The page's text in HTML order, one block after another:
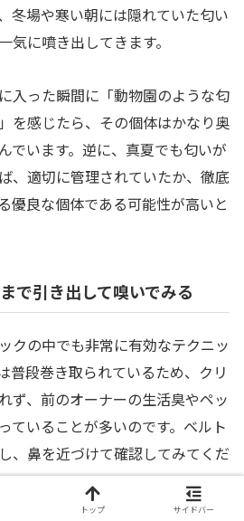
冬場や寒い朝には隠れていた匂い
に噴き出してきます。
入った瞬間に「動物園のような匂
を感じたら、その個体はかなり奥
でいます。逆に、真夏でも匂いが
、適切に管理されていたか、徹底
優良な個体である可能性が高いと
で引き出して嗅いでみる
クの中でも非常に有効なテクニッ
普段巻き取られているため、クリ
ず、前のオーナーの生活臭やペッ
ていることが多いのです。ベルト
、鼻を近づけて確認してみてくだ
トップ サイドバー